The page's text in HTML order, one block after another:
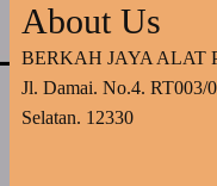
About Us
BERKAH JAYA ALAT
Jl. Damai. No.4. RT003/
Selatan. 12330